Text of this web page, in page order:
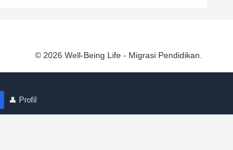
© 2026 Well-Being Life - Migrasi Pendidikan.
👤 Profil